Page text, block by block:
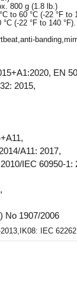
800 g (1.8 lb.)
to 60 °C (-22 °F
°C (-22 °F to 140
EN
2015,
A11: 2017,
IEC 60950-1:
No 1907/2006
IEC